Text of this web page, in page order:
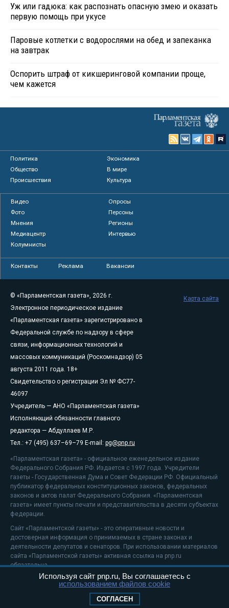
Уж или гадюка: как распознать опасную змею и оказать
первую помощь при укусе
Паровые котлетки с водорослями на обед и запеканка
на завтрак
Оспорить штраф от кикшеринговой компании проще,
чем кажется
Политика
Экономика
Общество
В мире
Происшествия
Культура
Видео
Опросы
Фото
Персоны
Мнения
Регионы
Медиацентр
Интервью
Колумнисты
Контакты Реклама Вакансии
© «Парламентская газета», 2026 г.
Электронное периодическое издание
«Парламентская газета» зарегистрировано в
Федеральной службе по надзору в сфере
связи, информационных технологий и
массовых коммуникаций (Роскомнадзор) 05
августа 2011 года. 18+
Свидетельство о регистрации Эл № ФС77-
46097
Учредитель — АНО «Парламентская газета»
Исполняющий обязанности главного
редактора — Абдуллаев М.Р.
Тел.: +7 (495) 637–69–79 E-mail: pg@pnp.ru
«Парламентская газета» - официальное еженедельное издание
Федерального Собрания РФ. Издается с 1997 года. Учредители
газеты - Государственная Дума и Совет Федерации РФ. Официальный
публикатор федеральных конституционных законов, федеральных
законов и актов палат Федерального Собрания. «Парламентская
газета» имеет пункты печати и представительства в десяти субъектах
федерации.
Сайт «Парламентской газеты» - это оперативные новости и
достоверная информация о принимаемых в стране законах и
деятельности депутатов и сенаторов. При использовании материалов
сайта «Парламентской газеты» активная ссылка на pnp.ru
обязательна.
На информационном ресурсе применяютсярекомендательные
Положение о защите персональных данных
Карта сайта
Используя сайт pnp.ru, Вы соглашаетесь с
использованием файлов cookie
СОГЛАСЕН